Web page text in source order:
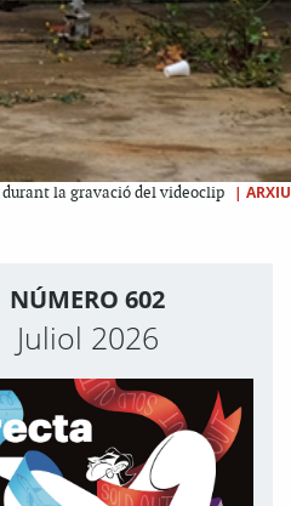
la gravació del videoclip | ARXIU
NÚMERO 602
Juliol 2026